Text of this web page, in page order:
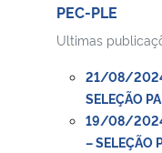
PEC-PLE
Ultimas
21/08/2024
SELEÇÃO
19/08/2024
– SELEÇÃO